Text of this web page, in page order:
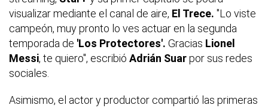
visualizar mediante el canal de aire, El Trece. "Lo viste
campeón, muy pronto lo ves actuar en la segunda
temporada de 'Los Protectores'. Gracias Lionel
Messi, te quiero", escribió Adrián Suarpor sus redes
sociales.
Asimismo, el actor y productor compartió las primeras